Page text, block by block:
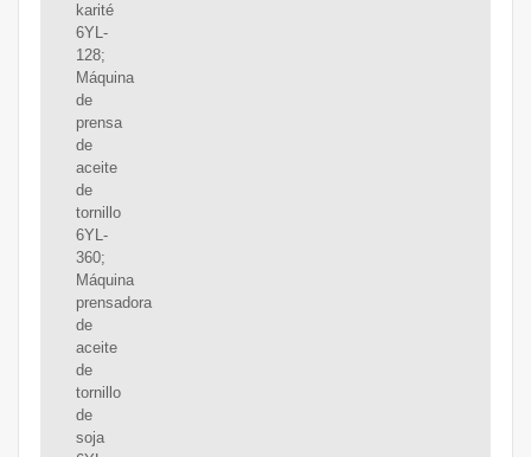
karité
6YL-
128;
Máquina
de
prensa
de
aceite
de
tornillo
6YL-
360;
Máquina
prensadora
de
aceite
de
tornillo
de
soja